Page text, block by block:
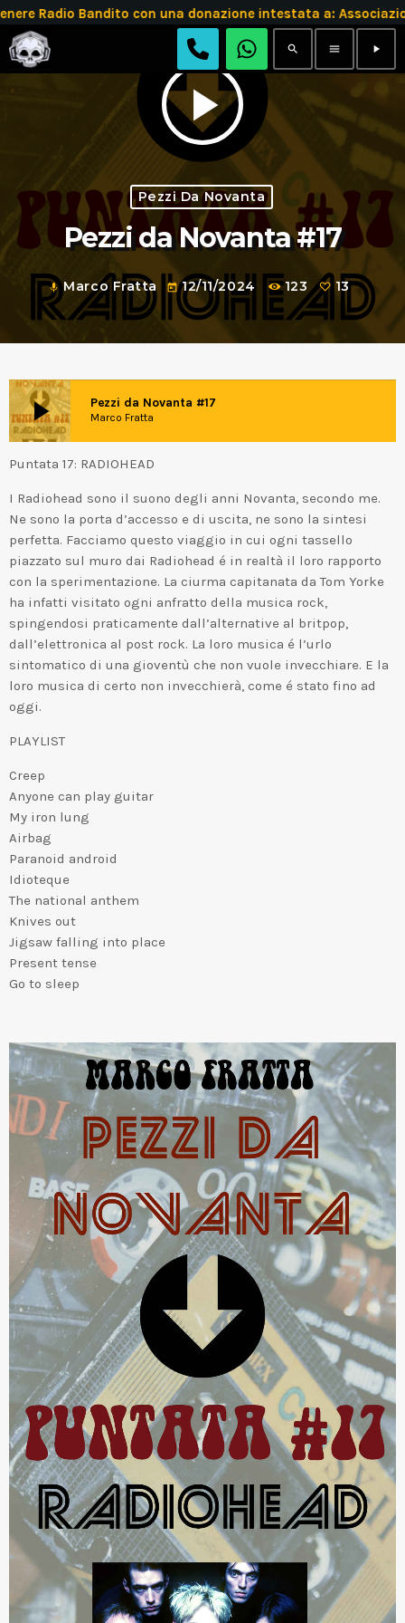
Bandito con una donazione intestata a: Associazione
search menu play_arrow
play_arrow
Pezzi Da Novanta
Pezzi da Novanta #17
mic Marco Fratta today 12/11/2024 123 13
play_arrow Pezzi da Novanta #17
Marco Fratta
Puntata 17: RADIOHEAD
I Radiohead sono il suono degli anni Novanta, secondo me.
Ne sono la porta d’accesso e di uscita, ne sono la sintesi
perfetta. Facciamo questo viaggio in cui ogni tassello
piazzato sul muro dai Radiohead é in realtà il loro rapporto
con la sperimentazione. La ciurma capitanata da Tom Yorke
ha infatti visitato ogni anfratto della musica rock,
spingendosi praticamente dall’alternative al britpop,
dall’elettronica al post rock. La loro musica é l’urlo
sintomatico di una gioventù che non vuole invecchiare. E la
loro musica di certo non invecchierà, come é stato fino ad
oggi.
PLAYLIST
Creep
Anyone can play guitar
My iron lung
Airbag
Paranoid android
Idioteque
The national anthem
Knives out
Jigsaw falling into place
Present tense
Go to sleep